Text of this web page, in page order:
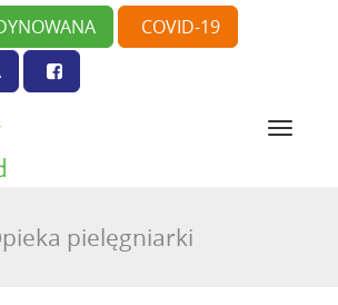
COVID-19
N
pielęgniarki